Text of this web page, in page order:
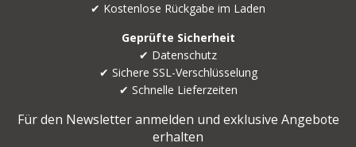
✔ Kostenlose Rückgabe im Laden
Geprüfte Sicherheit
✔ Datenschutz
✔ Sichere SSL-Verschlüsselung
✔ Schnelle Lieferzeiten
Für den Newsletter anmelden und exklusive Angebote
erhalten